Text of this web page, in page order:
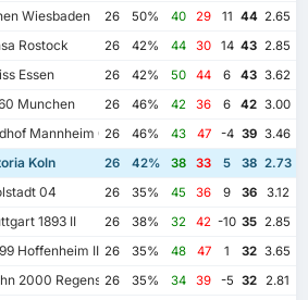
Wiesbaden 26 50% 40 29 11 44 2.65
Rostock 26 42% 44 30 14 43 2.85
Essen 26 42% 50 44 6 43 3.62
Munchen 26 46% 42 36 6 42 3.00
Mannheim 0726 46% 43 47 -4 39 3.46
Koln 26 42% 38 33 5 38 2.73
04 26 35% 45 36 9 36
3.12
1893 II 26 38% 32 42 -10 35 2.85
Hoffenheim II 26 35% 48 47 1 32 3.65
2000 Regensburg
26 35% 34 39 -5 32
2.81